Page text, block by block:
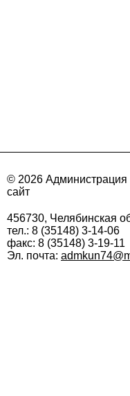
© 2026 Администрация
сайт
456730, Челябинская
тел.: 8 (35148) 3-14-06
факс: 8 (35148) 3-19-11
Эл. почта: